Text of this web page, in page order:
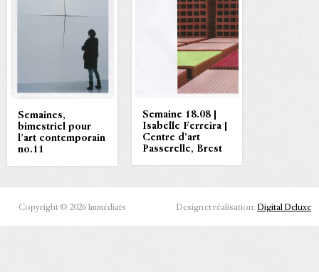
Semaines,
bimestriel pour
l’art contemporain
no.11
Semaine 18.08 |
Isabelle Ferreira |
Centre d’art
Passerelle, Brest
Copyright © 2026 Immédiats Design et réalisation: Digital Deluxe